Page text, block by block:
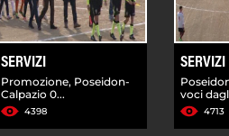
SERVIZI
Promozione, Poseidon-
Calpazio 0...
4398
SERVIZI
voci
4713